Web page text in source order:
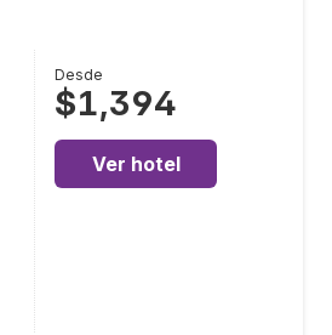
Desde
$1,394
Ver hotel